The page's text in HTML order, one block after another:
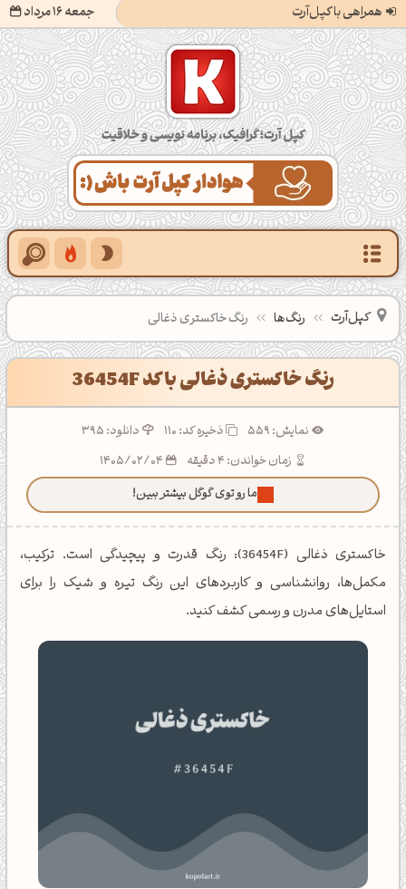
همراهی با کپل‌آرت جمعه 16 مرداد کپل‌آرت؛ گرافیک، برنامه‌نویسی و خلاقیت
کپل‌آرت رنگ‌ها رنگ خاکستری ذغالی
رنگ خاکستری ذغالی با کد 36454F
نمایش: 559 ذخیره کد:110
دانلود: 395
زمان خواندن: 4 دقیقه
ما رو توی گوگل بیشتر ببین!
خاکستری ذغالی (36454F): رنگ قدرت و پیچیدگی است. ترکیب،
مکمل‌ها، روانشناسی و کاربردهای این رنگ تیره و شیک را برای
استایل‌های مدرن و رسمی کشف کنید.